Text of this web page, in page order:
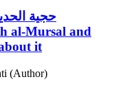
حجية
it
(Author)